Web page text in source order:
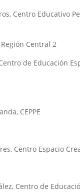
Centro Educativo
Central 2
de Educación
CEPPE
Centro Espacio
Centro de